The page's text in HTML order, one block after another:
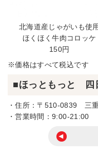
北海道産じゃがいも使用
ほくほく牛肉コロッケ
150円
※価格はすべて税込です
■ほっともっと 四
・住所：〒510-0839 三
・営業時間：9:00-21:00